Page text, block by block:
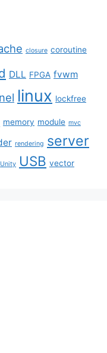
closure coroutine
DLL FPGA fvwm
linux lockfree
memory module mvc
rendering server
Unity USB vector